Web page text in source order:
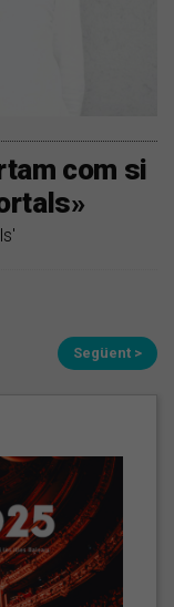
com si
Següent >